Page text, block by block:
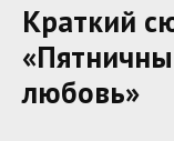
Краткий
любовь»